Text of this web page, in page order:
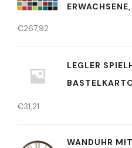
€267,92
LEGLER
€31,21
WANDUHR